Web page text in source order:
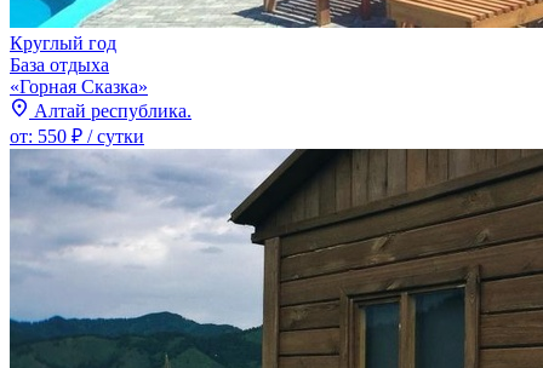
Круглый год
База отдыха
«Горная Сказка»
Алтай республика.
от: 550 ₽ / сутки